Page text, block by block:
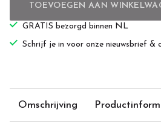
TOEVOEGEN AAN
GRATIS bezorgd binnen NL
Schrijf je in voor onze nieuwsbrief
Omschrijving